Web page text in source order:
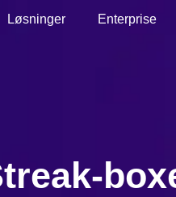
Løsninger Enterprise